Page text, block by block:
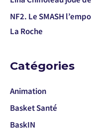
NF2. Le SMASH
La Roche
Catégories
Animation
Basket Santé
BaskIN